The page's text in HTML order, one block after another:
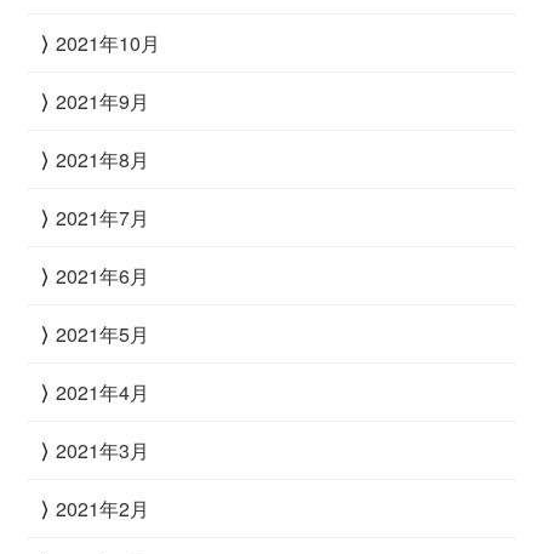
2021年10月
2021年9月
2021年8月
2021年7月
2021年6月
2021年5月
2021年4月
2021年3月
2021年2月